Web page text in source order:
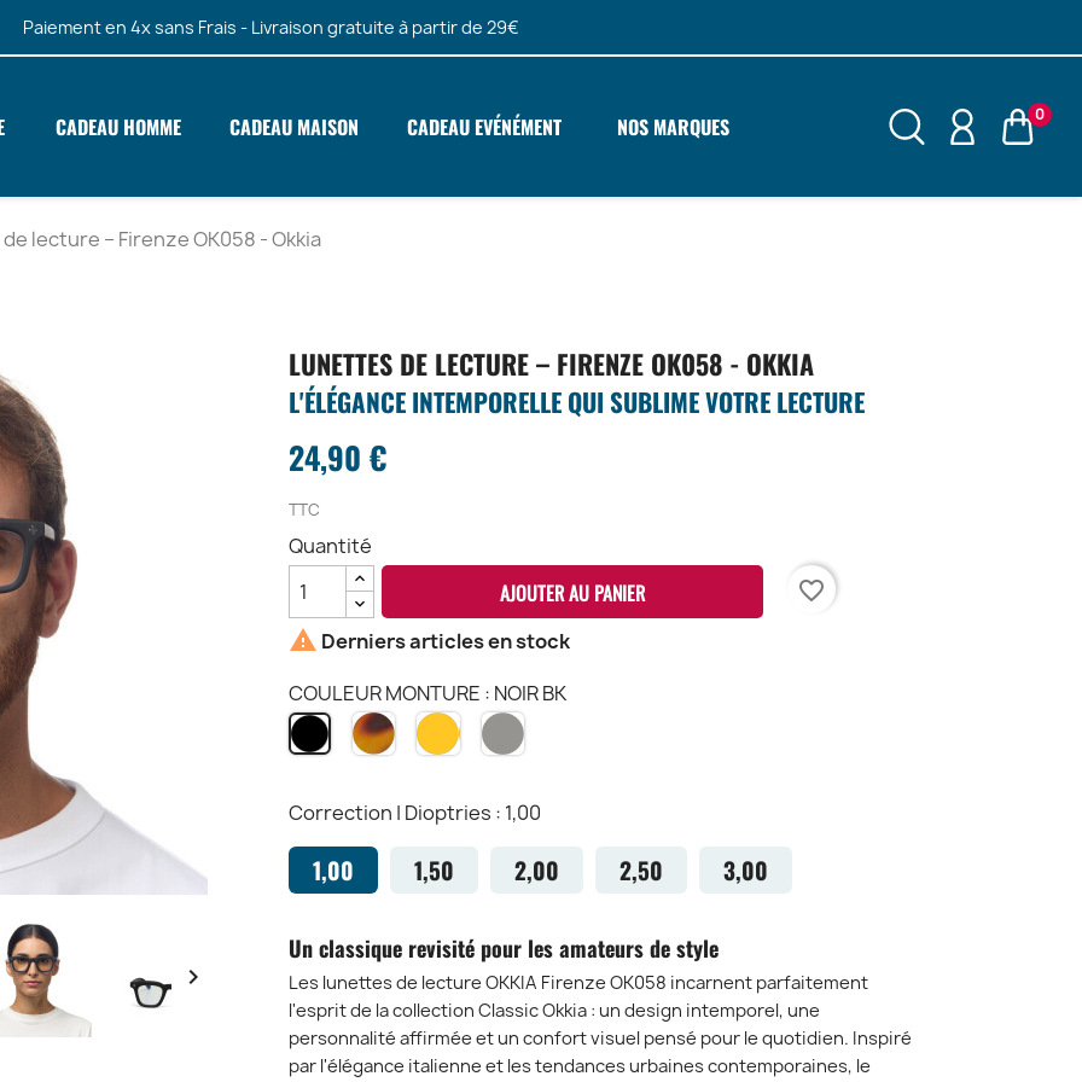
Paiement en 4x sans Frais - Livraison gratuite à partir de 29€
CADEAU HOMME CADEAU MAISON CADEAU EVÉNÉMENT NOS MARQUES 0
lecture – Firenze OK058 - Okkia

LUNETTES DE LECTURE – FIRENZE OK058 - OKKIA
L'ÉLÉGANCE INTEMPORELLE QUI SUBLIME VOTRE LECTURE
24,90 €
TTC
Quantité
AJOUTER AU PANIER
favorite_border
 Derniers articles en stock
COULEUR MONTURE : NOIR BK
NOIR
BK
HAVANA
CH
GIALLO
Y3H
TRANSPARENT
GREY
Correction | Dioptries : 1,00
1,00 1,50 2,00 2,50 3,00
Un classique revisité pour les amateurs de style
Les lunettes de lecture OKKIA Firenze OK058 incarnent parfaitement
l'esprit de la collection Classic Okkia : un design intemporel, une
personnalité affirmée et un confort visuel pensé pour le quotidien. Inspiré
par l'élégance italienne et les tendances urbaines contemporaines, le